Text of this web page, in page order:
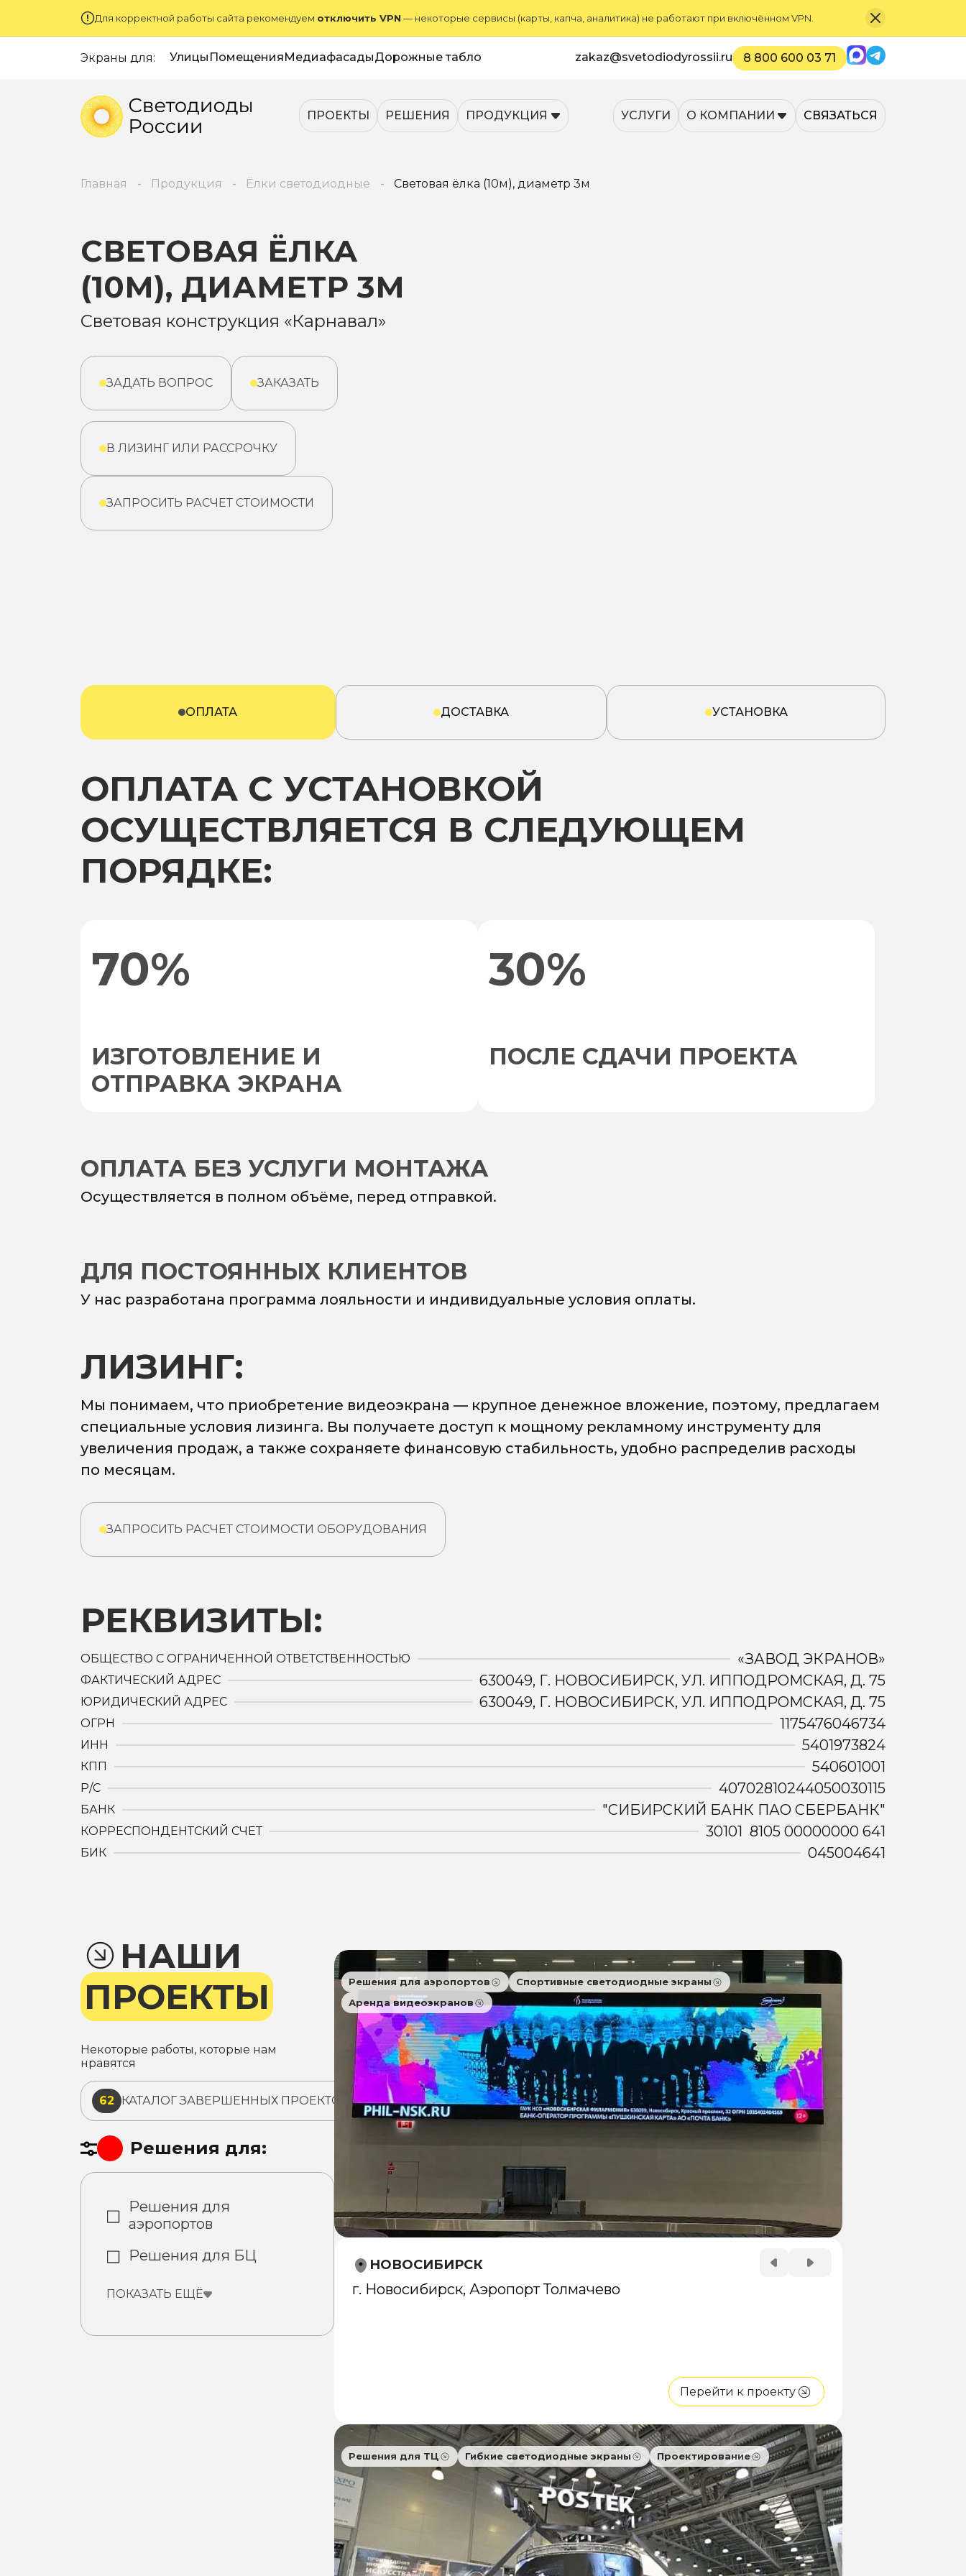
Для корректной работы сайта рекомендуем отключить VPN — некоторые сервисы (карты, капча, аналитика) не работают при включённом VPN.
Экраны для: Улицы ПомещенияМедиафасадыДорожные табло zakaz@svetodiodyrossii.ru 8 800 600 03 71 MaxTelegram
ПРОЕКТЫ РЕШЕНИЯ ПРОДУКЦИЯ УСЛУГИ О КОМПАНИИ СВЯЗАТЬСЯ
Главная Продукция Ёлки светодиодные Световая ёлка (10м), диаметр 3м
СВЕТОВАЯ ЁЛКА
(10М), ДИАМЕТР 3М
Световая конструкция «Карнавал»
ЗАДАТЬ ВОПРОС ЗАКАЗАТЬ
В ЛИЗИНГ ИЛИ РАССРОЧКУ
ЗАПРОСИТЬ РАСЧЕТ СТОИМОСТИ
ОПЛАТА ДОСТАВКА УСТАНОВКА
ОПЛАТА С УСТАНОВКОЙ
ОСУЩЕСТВЛЯЕТСЯ В СЛЕДУЮЩЕМ
ПОРЯДКЕ:
70%
ИЗГОТОВЛЕНИЕ И
ОТПРАВКА ЭКРАНА
30%
ПОСЛЕ СДАЧИ ПРОЕКТА
ОПЛАТА БЕЗ УСЛУГИ МОНТАЖА
Осуществляется в полном объёме, перед отправкой.
ДЛЯ ПОСТОЯННЫХ КЛИЕНТОВ
У нас разработана программа лояльности и индивидуальные условия оплаты.
ЛИЗИНГ:
Мы понимаем, что приобретение видеоэкрана — крупное денежное вложение, поэтому, предлагаем
специальные условия лизинга. Вы получаете доступ к мощному рекламному инструменту для
увеличения продаж, а также сохраняете финансовую стабильность, удобно распределив расходы
по месяцам.
ЗАПРОСИТЬ РАСЧЕТ СТОИМОСТИ ОБОРУДОВАНИЯ
РЕКВИЗИТЫ:
ОБЩЕСТВО С ОГРАНИЧЕННОЙ ОТВЕТСТВЕННОСТЬЮ «ЗАВОД ЭКРАНОВ»
ФАКТИЧЕСКИЙ АДРЕС 630049, Г. НОВОСИБИРСК, УЛ. ИППОДРОМСКАЯ, Д. 75
ЮРИДИЧЕСКИЙ АДРЕС 630049, Г. НОВОСИБИРСК, УЛ. ИППОДРОМСКАЯ, Д. 75
ОГРН 1175476046734
ИНН 5401973824
КПП 540601001
Р/С 40702810244050030115
БАНК "СИБИРСКИЙ БАНК ПАО СБЕРБАНК"
КОРРЕСПОНДЕНТСКИЙ СЧЕТ 30101 8105 00000000 641
БИК 045004641
НАШИ
ПРОЕКТЫ
Некоторые работы, которые нам
нравятся
62 КАТАЛОГ ЗАВЕРШЕННЫХ ПРОЕКТОВ
Решения для:
Решения для
аэропортов
Решения для БЦ
ПОКАЗАТЬ ЕЩЁ
Решения для аэропортов
Спортивные светодиодные экраны
Аренда видеоэкранов
НОВОСИБИРСК
г. Новосибирск, Аэропорт Толмачево
Перейти к проекту
Решения для ТЦ Гибкие светодиодные экраны Проектирование